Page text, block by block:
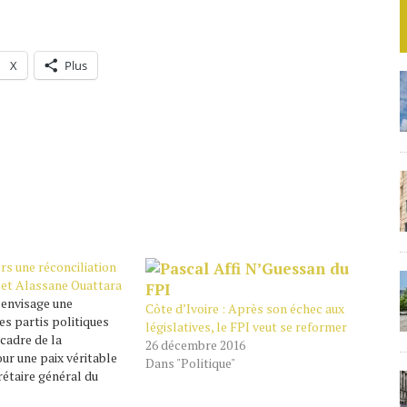
X Plus
une réconciliation
Alassane Ouattara
une
partis politiques
de la
une paix véritable
général du
Côte d’Ivoire : Après son échec aux
législatives, le FPI veut se reformer
26 décembre 2016
Dans "Politique"